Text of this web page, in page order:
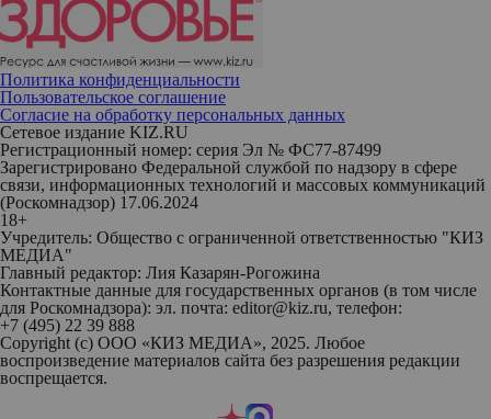
Политика конфиденциальности
Пользовательское соглашение
Согласие на обработку персональных данных
Сетевое издание KIZ.RU
Регистрационный номер: серия Эл № ФС77-87499
Зарегистрировано Федеральной службой по надзору в сфере
связи, информационных технологий и массовых коммуникаций
(Роскомнадзор) 17.06.2024
18+
Учредитель: Общество с ограниченной ответственностью "КИЗ
МЕДИА"
Главный редактор: Лия Казарян-Рогожина
Контактные данные для государственных органов (в том числе
для Роскомнадзора): эл. почта: editor@kiz.ru, телефон:
+7 (495) 22 39 888
Copyright (с) ООО «КИЗ МЕДИА», 2025. Любое
воспроизведение материалов сайта без разрешения редакции
воспрещается.